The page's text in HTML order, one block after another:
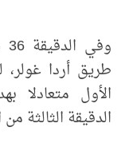
طريق أردا
الأول
الدقيقة الثالثة